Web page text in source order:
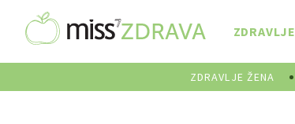
ZDRAVLJE
ZDRAVLJE ŽENA